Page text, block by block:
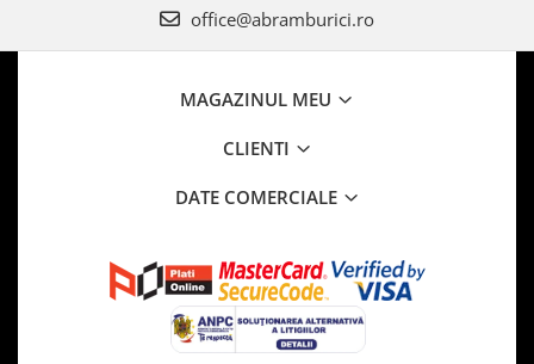
office@abramburici.ro
MAGAZINUL MEU
CLIENTI
DATE COMERCIALE